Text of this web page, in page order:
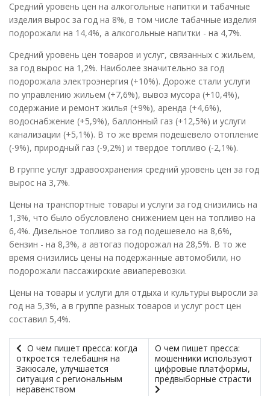
Средний уровень цен на алкогольные напитки и табачные
изделия вырос за год на 8%, в том числе табачные изделия
подорожали на 14,4%, а алкогольные напитки - на 4,7%.
Средний уровень цен товаров и услуг, связанных с жильем,
за год вырос на 1,2%. Наиболее значительно за год
подорожала электроэнергия (+10%). Дороже стали услуги
по управлению жильем (+7,6%), вывоз мусора (+10,4%),
содержание и ремонт жилья (+9%), аренда (+4,6%),
водоснабжение (+5,9%), баллонный газ (+12,5%) и услуги
канализации (+5,1%). В то же время подешевело отопление
(-9%), природный газ (-9,2%) и твердое топливо (-2,1%).
В группе услуг здравоохранения средний уровень цен за год
вырос на 3,7%.
Цены на транспортные товары и услуги за год снизились на
1,3%, что было обусловлено снижением цен на топливо на
6,4%. Дизельное топливо за год подешевело на 8,6%,
бензин - на 8,3%, а автогаз подорожал на 28,5%. В то же
время снизились цены на подержанные автомобили, но
подорожали пассажирские авиаперевозки.
Цены на товары и услуги для отдыха и культуры выросли за
год на 5,3%, а в группе разных товаров и услуг рост цен
составил 5,4%.
О чем пишет пресса: когда
откроется телебашня на
Закюсале, улучшается
ситуация с региональным
неравенством
О чем пишет пресса:
мошенники используют
цифровые платформы,
предвыборные страсти